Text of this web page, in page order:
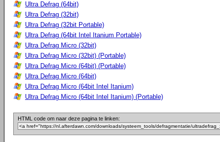
Ultra Defrag (64bit)
Ultra Defrag (32bit)
Ultra Defrag (32bit Portable)
Ultra Defrag (64bit Intel Itanium Portable)
Ultra Defrag Micro (32bit)
Ultra Defrag Micro (32bit) (Portable)
Ultra Defrag Micro (64bit) (Portable)
Ultra Defrag Micro (64bit)
Ultra Defrag Micro (64bit Intel Itanium)
Ultra Defrag Micro (64bit Intel Itanium) (Portable)
HTML code om naar deze pagina te linken: